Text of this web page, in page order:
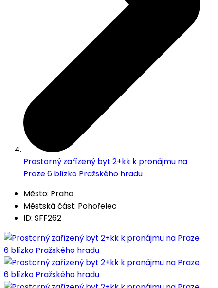
Prostorný zařízený byt 2+kk k pronájmu na
Praze 6 blízko Pražského hradu
Město: Praha
Městská část: Pohořelec
ID: SFF262